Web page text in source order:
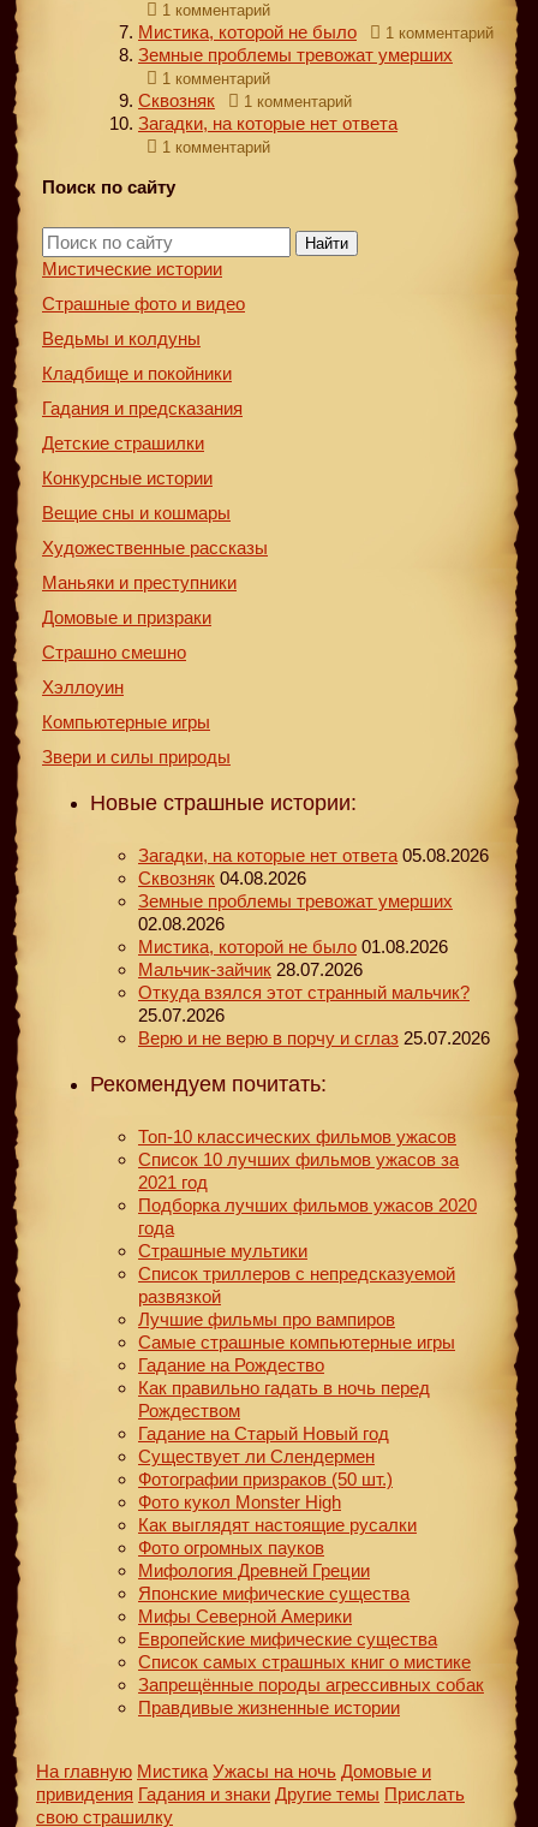
1 комментарий
Мистика, которой не было 1 комментарий
Земные проблемы тревожат умерших
1 комментарий
Сквозняк 1 комментарий
Загадки, на которые нет ответа
1 комментарий
Поиск по сайту
Найти
Мистические истории
Страшные фото и видео
Ведьмы и колдуны
Кладбище и покойники
Гадания и предсказания
Детские страшилки
Конкурсные истории
Вещие сны и кошмары
Художественные рассказы
Маньяки и преступники
Домовые и призраки
Страшно смешно
Хэллоуин
Компьютерные игры
Звери и силы природы
Новые страшные истории:
Загадки, на которые нет ответа 05.08.2026
Сквозняк 04.08.2026
Земные проблемы тревожат умерших
02.08.2026
Мистика, которой не было 01.08.2026
Мальчик-зайчик 28.07.2026
Откуда взялся этот странный мальчик?
25.07.2026
Верю и не верю в порчу и сглаз 25.07.2026
Рекомендуем почитать:
Топ-10 классических фильмов ужасов
Список 10 лучших фильмов ужасов за
2021 год
Подборка лучших фильмов ужасов 2020
года
Страшные мультики
Список триллеров с непредсказуемой
развязкой
Лучшие фильмы про вампиров
Самые страшные компьютерные игры
Гадание на Рождество
Как правильно гадать в ночь перед
Рождеством
Гадание на Старый Новый год
Существует ли Слендермен
Фотографии призраков (50 шт.)
Фото кукол Monster High
Как выглядят настоящие русалки
Фото огромных пауков
Мифология Древней Греции
Японские мифические существа
Мифы Северной Америки
Европейские мифические существа
Список самых страшных книг о мистике
Запрещённые породы агрессивных собак
Правдивые жизненные истории
На главную Мистика Ужасы на ночь Домовые и
привидения Гадания и знаки Другие темы Прислать
свою страшилку